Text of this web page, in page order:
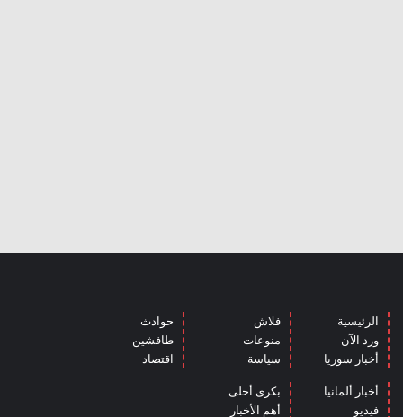
الرئيسية
ورد الآن
أخبار سوريا
فلاش
منوعات
سياسة
حوادث
طافشين
اقتصاد
أخبار ألمانيا
فيديو
بكرى أحلى
أهم الأخبار